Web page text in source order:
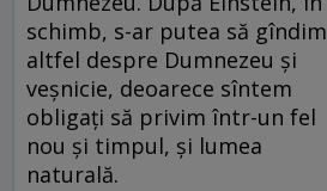
schimb, s-ar putea să gîndim
altfel despre Dumnezeu și
veșnicie, deoarece sîntem
obligați să privim într-un fel
nou și timpul, și lumea
naturală.